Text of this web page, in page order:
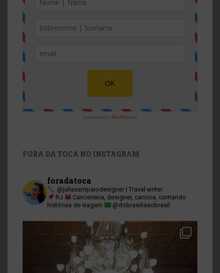
FORA DA TOCA NO INSTAGRAM
foradatoca
@juliasampaiodesigner | Travel writer
RJ
Canceriana, designer, carioca, contando
histórias de viagem
@dobrasilisaobrasil